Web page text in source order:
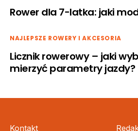
Rower dla 7-latka: jaki
NAJLEPSZE ROWERY I AKCESORIA
Licznik rowerowy – jaki
mierzyć parametry jazdy?
Kontakt